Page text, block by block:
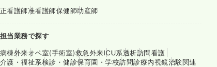
正看護師准看護師保健師助産師
担当業務で探す
病棟外来オペ室(手術室)救急外来ICU系透析訪問看護
介護・福祉系検診・健診保育園・学校訪問診療内視鏡治験関連